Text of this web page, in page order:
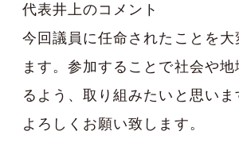
代表井上のコメント
今回議員に任命されたことを大
ます。参加することで社会や地
るよう、取り組みたいと思いま
よろしくお願い致します。